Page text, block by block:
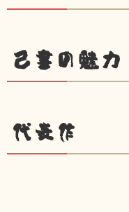
己書の魅力
代表作